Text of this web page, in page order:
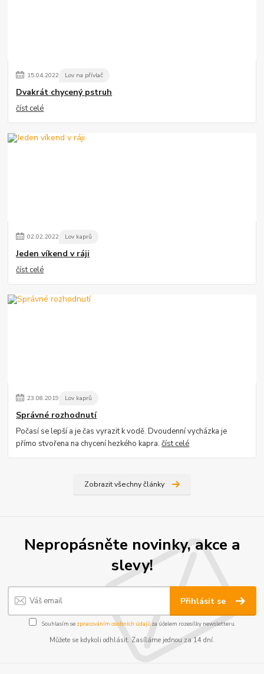
15.04.2022 Lov na přívlač
Dvakrát chycený pstruh
číst celé
02.02.2022 Lov kaprů
Jeden víkend v ráji
číst celé
23.08.2019 Lov kaprů
Správné rozhodnutí
Počasí se lepší a je čas vyrazit k vodě. Dvoudenní vycházka je
přímo stvořena na chycení hezkého kapra.číst celé
Zobrazit všechny články
Nepropásněte novinky, akce a
slevy!
Přihlásit se
Souhlasím se zpracováním osobních údajůza účelem rozesílky newsletteru.
Můžete se kdykoli odhlásit. Zasíláme jednou za 14 dní.